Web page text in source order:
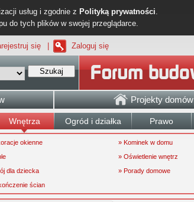
usług i zgodnie z Polityką prywatności.
do tych plików w swojej przeglądarce.
się Zaloguj się
Szukaj
Projekty domów
Wnętrza Ogród i działka Prawo
okienne
» Kominek w domu
» Oświetlenie wnętrz
dla dziecka
» Porady domowe
ścian